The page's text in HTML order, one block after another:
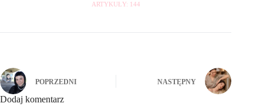
ARTYKUŁY: 144
POPRZEDNI NASTĘPNY
Dodaj komentarz